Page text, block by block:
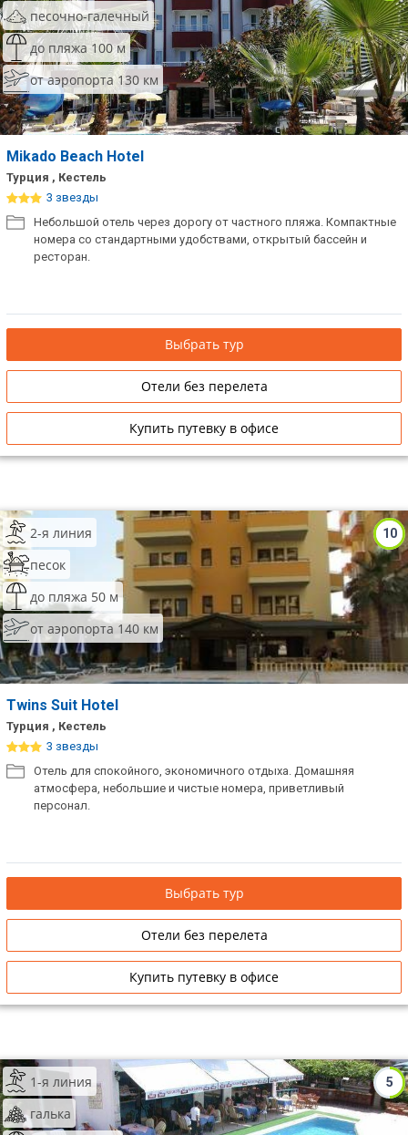
песочно-галечный
до пляжа 100 м
от аэропорта 130 км
Mikado Beach Hotel
Турция , Кестель
3 звезды
Небольшой отель через дорогу от частного пляжа. Компактные
номера со стандартными удобствами, открытый бассейн и
ресторан.
Выбрать тур
Отели без перелета
Купить путевку в офисе
10
2-я линия
песок
до пляжа 50 м
от аэропорта 140 км
Twins Suit Hotel
Турция , Кестель
3 звезды
Отель для спокойного, экономичного отдыха. Домашняя
атмосфера, небольшие и чистые номера, приветливый
персонал.
Выбрать тур
Отели без перелета
Купить путевку в офисе
5
1-я линия
галька
ТОП 10 недорогих отелей
5*
Лучшие отели 4* звезды
Недорогие отели 4*
звезды
Лучшие отели 3* звезды
Недорогие отели 3*
Сетевые отели Турции
Сетевые отели ОАЭ
Сетевые отели Шри Ланки
Сетевые отели Вьетнама
Сетевые отели Мальдив
Сетевые отели Бали
Сетевые отели Сейшел
Сетевые отели Маврикия